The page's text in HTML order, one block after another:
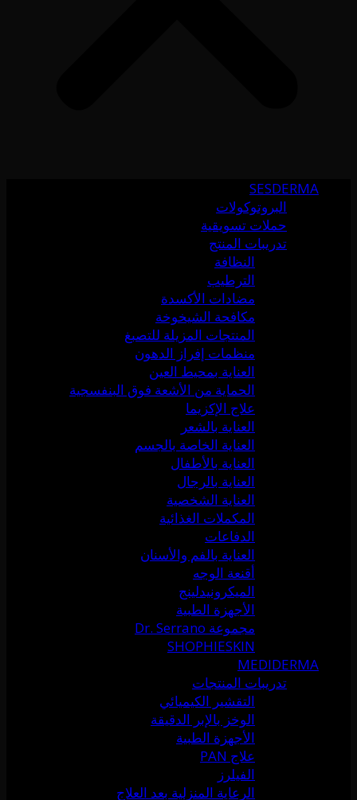
SESDERMA
البروتوكولات
حملات تسويقية
تدريبات المنتج
النظافة
الترطيب
مضادات الأكسدة
مكافحة الشيخوخة
المنتجات المزيلة للتصبغ
منظمات إفراز الدهون
العناية بمحيط العين
الحماية من الأشعة فوق البنفسجية
علاج الإكزيما
العناية بالشعر
العناية الخاصة بالجسم
العناية بالأطفال
العناية بالرجال
العناية الشخصية
المكملات الغذائية
الدفاعات
العناية بالفم والأسنان
أقنعة الوجه
الميكرونيدلينج
الأجهزة الطبية
مجموعة Dr. Serrano
SHOPHIESKIN
MEDIDERMA
تدريبات المنتجات
التقشير الكيميائي
الوخز بالإبر الدقيقة
الأجهزة الطبية
علاج PAN
الفيلرز
الرعاية المنزلية بعد العلاج